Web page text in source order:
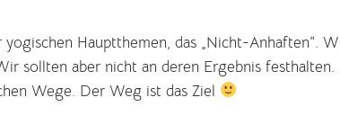
Hauptthemen, das „Nicht-Anhaften“.
sollten aber nicht an deren Ergebnis festhalten.
Wege. Der Weg ist das Ziel